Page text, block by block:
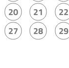
20 21 22
27 28 29